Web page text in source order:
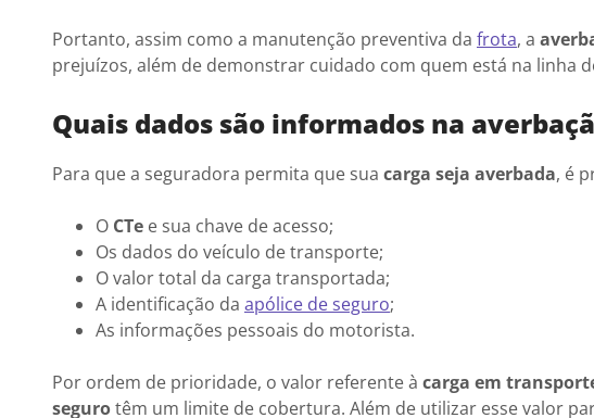
Portanto, assim como a manutenção preventiva da frota, a
prejuízos, além de demonstrar cuidado com quem está na linha
Quais dados são informados na
Para que a seguradora permita que sua carga seja averbada, é
O CTe e sua chave de acesso;
Os dados do veículo de transporte;
O valor total da carga transportada;
A identificação da apólice de seguro;
As informações pessoais do motorista.
Por ordem de prioridade, o valor referente à carga em
segurotêm um limite de cobertura. Além de utilizar esse valor